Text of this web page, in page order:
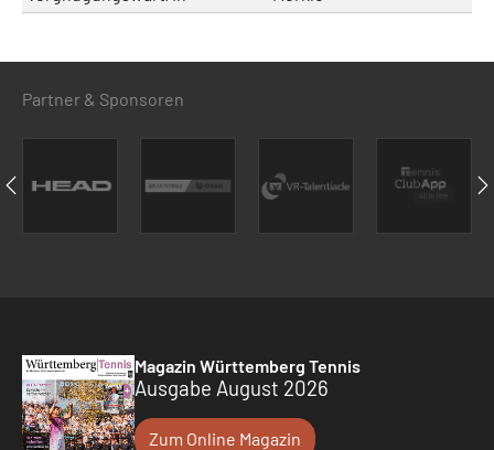
Partner & Sponsoren
Magazin Württemberg Tennis
Ausgabe August 2026
Zum Online Magazin